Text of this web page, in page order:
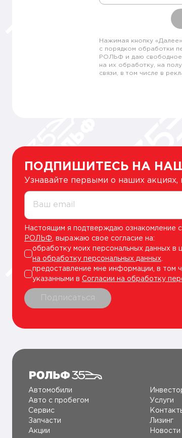
Нажимая кнопку
с порядком обработки
РОЛЬФ и даю свободное
на их обработку, на
связи, в том числе в
ПОДПИШИТЕСЬ НА
Узнавайте первыми о наших
Ваш email
Настоящим я подтверждаю ознакомление с
РОЛЬФ , выражаю свое согласие на:
обработку моих персональных данных в
на обработку персональных данных
предоставление мне информации, в том
указанными в Согласии на обработку
Подписаться
Автомобили
Авто c пробегом
Сервис
Запчасти
Акции
Услуги
Лизинг
Новости